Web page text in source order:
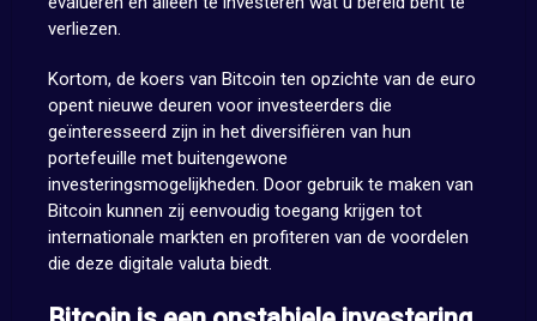
verliezen.
Kortom, de koers van Bitcoin ten opzichte van de euro
opent nieuwe deuren voor investeerders die
geïnteresseerd zijn in het diversifiëren van hun
portefeuille met buitengewone
investeringsmogelijkheden. Door gebruik te maken van
Bitcoin kunnen zij eenvoudig toegang krijgen tot
internationale markten en profiteren van de voordelen
die deze digitale valuta biedt.